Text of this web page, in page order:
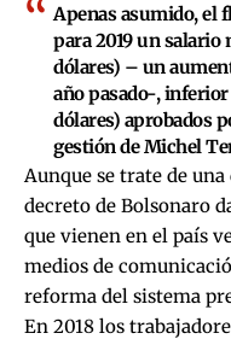
Apenas asumido, el
para 2019 un salario
dólares) – un
año pasado-, inferior
dólares) aprobados
gestión de Michel
Aunque se trate de
decreto de Bolsonaro
que vienen en el país
medios de
reforma del sistema
En 2018 los